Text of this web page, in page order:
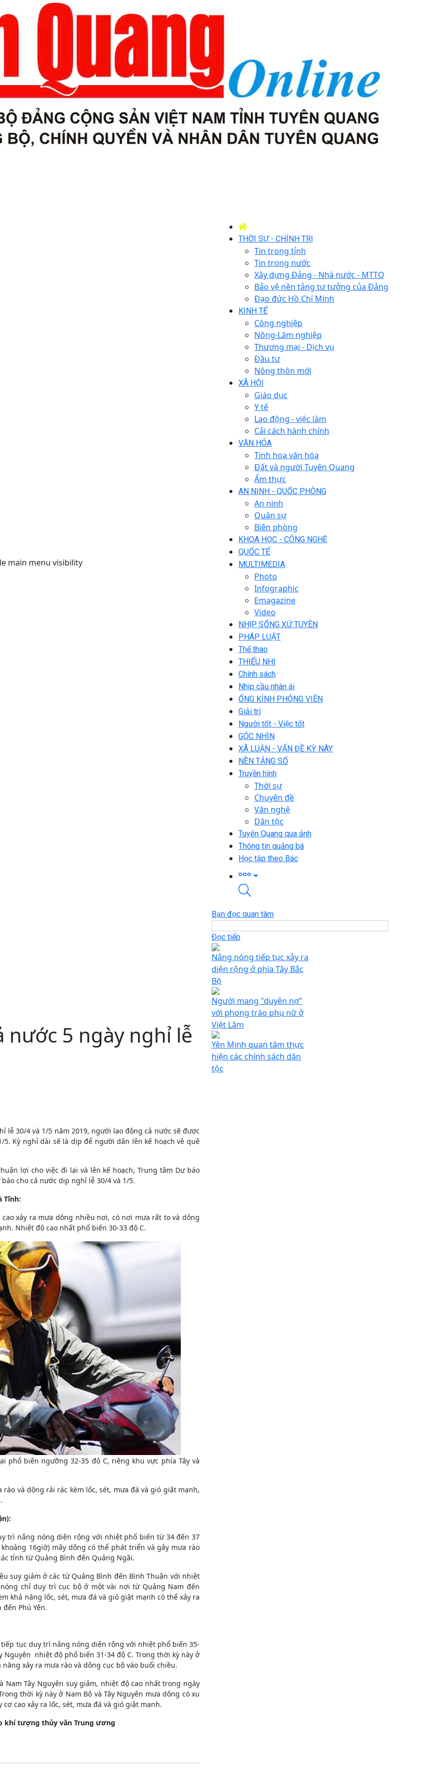
main menu visibility
THỜI SỰ - CHÍNH TRỊ
Tin trong tỉnh
Tin trong nước
Xây dựng Đảng - Nhà nước - MTTQ
Bảo vệ nền tảng tư tưởng của Đảng
Đạo đức Hồ Chí Minh
KINH TẾ
Công nghiệp
Nông-Lâm nghiệp
Thương mại - Dịch vụ
Đầu tư
Nông thôn mới
XÃ HỘI
Giáo dục
Y tế
Lao động - việc làm
Cải cách hành chính
VĂN HÓA
Tinh hoa văn hóa
Đất và người Tuyên Quang
Ẩm thực
AN NINH - QUỐC PHÒNG
An ninh
Quân sự
Biên phòng
KHOA HỌC - CÔNG NGHỆ
QUỐC TẾ
MULTIMEDIA
Photo
Infographic
Emagazine
Video
NHỊP SỐNG XỨ TUYÊN
PHÁP LUẬT
Thể thao
THIẾU NHI
Chính sách
Nhịp cầu nhân ái
ỐNG KÍNH PHÓNG VIÊN
Giải trí
Người tốt - Việc tốt
GÓC NHÌN
XÃ LUẬN - VẤN ĐỀ KỲ NÀY
NỀN TẢNG SỐ
Truyền hình
Thời sự
Chuyên đề
Văn nghệ
Dân tộc
Tuyên Quang qua ảnh
Thông tin quảng bá
Học tập theo Bác
nước 5 ngày nghỉ lễ
lễ 30/4 và 1/5 năm 2019, người lao động cả nước sẽ được
Kỳ nghỉ dài sẽ là dịp để người dân lên kế hoạch về quê
lợi cho việc đi lại và lên kế hoạch, Trung tâm Dự báo
cho cả nước dịp nghỉ lễ 30/4 và 1/5.
Tĩnh:
cao xảy ra mưa dông nhiều nơi, có nơi mưa rất to và dông
Nhiệt độ cao nhất phổ biến 30-33 độ C.
phổ biến ngưỡng 32-35 độ C, riêng khu vực phía Tây và
rào và dông rải rác kèm lốc, sét, mưa đá và gió giật mạnh,
trì nắng nóng diện rộng với nhiệt phổ biến từ 34 đến 37
16giờ) mây dông có thể phát triển và gây mưa rào
tỉnh từ Quảng Bình đến Quảng Ngãi.
suy giảm ở các từ Quảng Bình đến Bình Thuận với nhiệt
chỉ duy trì cục bộ ở một vài nơi từ Quảng Nam đến
khả năng lốc, sét, mưa đá và gió giật mạnh có thể xảy ra
Phú Yên.
tiếp tục duy trì nắng nóng diện rộng với nhiệt phổ biến 35-
Nguyên nhiệt độ phổ biến 31-34 độ C. Trong thời kỳ này ở
xảy ra mưa rào và dông cục bộ vào buổi chiều.
Nam Tây Nguyên suy giảm, nhiệt độ cao nhất trong ngày
thời kỳ này ở Nam Bộ và Tây Nguyên mưa dông có xu
cao xảy ra lốc, sét, mưa đá và gió giật mạnh.
khí tượng thủy văn Trung ương
Bạn đọc quan tâm
Đọc tiếp
Nắng nóng tiếp tục xảy ra
diện rộng ở phía Tây Bắc
Bộ
Người mang "duyên nợ"
với phong trào phụ nữ ở
Việt Lâm
Yên Minh quan tâm thực
hiện các chính sách dân
tộc